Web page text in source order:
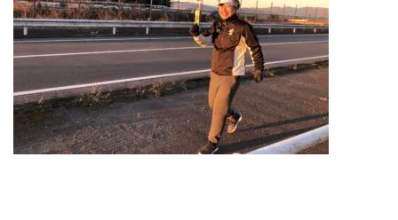
無料相談会
CONSULTATION